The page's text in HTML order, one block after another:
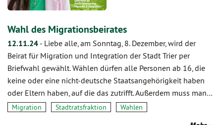
Wahl des Migrationsbeirates
12.11.24 - Liebe alle, am Sonntag, 8. Dezember, wird der
Beirat für Migration und Integration der Stadt Trier per
Briefwahl gewählt. Wählen dürfen alle Personen ab 16, die
keine oder eine nicht-deutsche Staatsangehörigkeit haben
oder Eltern haben, auf die das zutrifft. Außerdem muss man…
Migration Stadtratsfraktion Wahlen